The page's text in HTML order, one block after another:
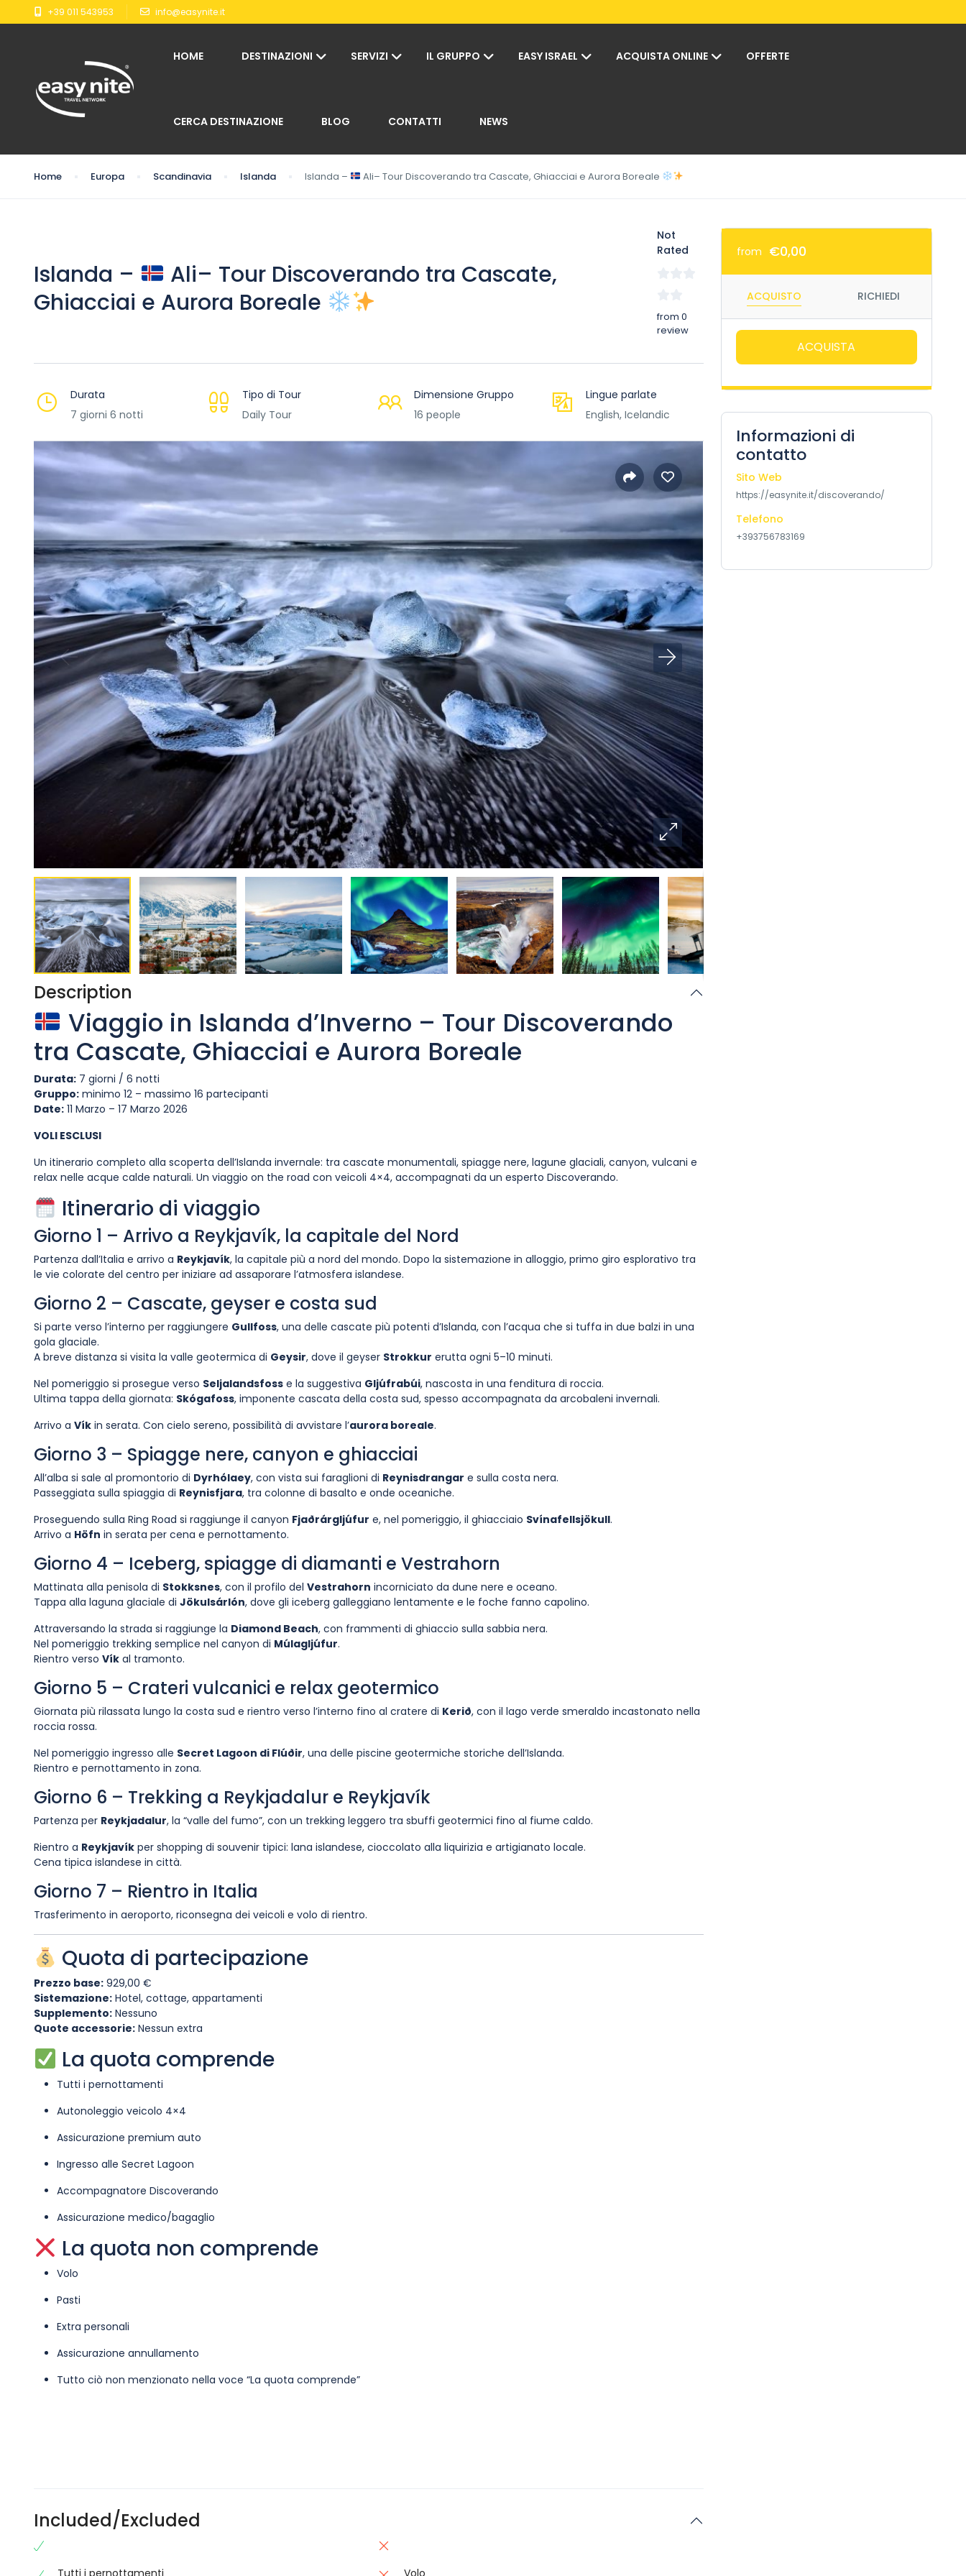
+39 011 543953 info@easynite.it
HOME DESTINAZIONI SERVIZI IL GRUPPO EASY ISRAEL ACQUISTA ONLINE OFFERTE
CERCA DESTINAZIONE BLOG CONTATTI NEWS
Home Europa Scandinavia Islanda Islanda – Ali– Tour Discoverando tra Cascate, Ghiacciai e Aurora Boreale
Islanda –
Ali– Tour Discoverando tra Cascate,
Ghiacciai e Aurora Boreale
Not
Rated
from 0
review
Durata
7 giorni 6 notti
Tipo di Tour
Daily Tour
Dimensione Gruppo
16 people
Lingue parlate
English, Icelandic
Description
Viaggio in Islanda d’Inverno – Tour Discoverando
tra Cascate, Ghiacciai e Aurora Boreale
Durata: 7 giorni / 6 notti
Gruppo: minimo 12 – massimo 16 partecipanti
Date: 11 Marzo – 17 Marzo 2026
VOLI ESCLUSI
Un itinerario completo alla scoperta dell’Islanda invernale: tra cascate monumentali, spiagge nere, lagune glaciali, canyon, vulcani e
relax nelle acque calde naturali. Un viaggio on the road con veicoli 4×4, accompagnati da un esperto Discoverando.
Itinerario di viaggio
Giorno 1 – Arrivo a Reykjavík, la capitale del Nord
Partenza dall’Italia e arrivo a Reykjavík, la capitale più a nord del mondo. Dopo la sistemazione in alloggio, primo giro esplorativo tra
le vie colorate del centro per iniziare ad assaporare l’atmosfera islandese.
Giorno 2 – Cascate, geyser e costa sud
Si parte verso l’interno per raggiungere Gullfoss, una delle cascate più potenti d’Islanda, con l’acqua che si tuffa in due balzi in una
gola glaciale.
A breve distanza si visita la valle geotermica di Geysir, dove il geyser Strokkur erutta ogni 5–10 minuti.
Nel pomeriggio si prosegue verso Seljalandsfoss e la suggestiva Gljúfrabúi, nascosta in una fenditura di roccia.
Ultima tappa della giornata: Skógafoss, imponente cascata della costa sud, spesso accompagnata da arcobaleni invernali.
Arrivo a Vík in serata. Con cielo sereno, possibilità di avvistare l’aurora boreale.
Giorno 3 – Spiagge nere, canyon e ghiacciai
All’alba si sale al promontorio di Dyrhólaey, con vista sui faraglioni di Reynisdrangar e sulla costa nera.
Passeggiata sulla spiaggia di Reynisfjara, tra colonne di basalto e onde oceaniche.
Proseguendo sulla Ring Road si raggiunge il canyon Fjaðrárgljúfur e, nel pomeriggio, il ghiacciaio Svínafellsjökull.
Arrivo a Höfn in serata per cena e pernottamento.
Giorno 4 – Iceberg, spiagge di diamanti e Vestrahorn
Mattinata alla penisola di Stokksnes, con il profilo del Vestrahorn incorniciato da dune nere e oceano.
Tappa alla laguna glaciale di Jökulsárlón, dove gli iceberg galleggiano lentamente e le foche fanno capolino.
Attraversando la strada si raggiunge la Diamond Beach, con frammenti di ghiaccio sulla sabbia nera.
Nel pomeriggio trekking semplice nel canyon di Múlagljúfur.
Rientro verso Vík al tramonto.
Giorno 5 – Crateri vulcanici e relax geotermico
Giornata più rilassata lungo la costa sud e rientro verso l’interno fino al cratere di Kerið, con il lago verde smeraldo incastonato nella
roccia rossa.
Nel pomeriggio ingresso alle Secret Lagoon di Flúðir, una delle piscine geotermiche storiche dell’Islanda.
Rientro e pernottamento in zona.
Giorno 6 – Trekking a Reykjadalur e Reykjavík
Partenza per Reykjadalur, la “valle del fumo”, con un trekking leggero tra sbuffi geotermici fino al fiume caldo.
Rientro a Reykjavík per shopping di souvenir tipici: lana islandese, cioccolato alla liquirizia e artigianato locale.
Cena tipica islandese in città.
Giorno 7 – Rientro in Italia
Trasferimento in aeroporto, riconsegna dei veicoli e volo di rientro.
Quota di partecipazione
Prezzo base: 929,00 €
Sistemazione: Hotel, cottage, appartamenti
Supplemento: Nessuno
Quote accessorie: Nessun extra
La quota comprende
Tutti i pernottamenti
Autonoleggio veicolo 4×4
Assicurazione premium auto
Ingresso alle Secret Lagoon
Accompagnatore Discoverando
Assicurazione medico/bagaglio
La quota non comprende
Volo
Pasti
Extra personali
Assicurazione annullamento
Tutto ciò non menzionato nella voce “La quota comprende”
Included/Excluded
Tutti i pernottamenti Volo
from €0,00
ACQUISTO RICHIEDI
ACQUISTA
Informazioni di
contatto
Sito Web
https://easynite.it/discoverando/
Telefono
+393756783169